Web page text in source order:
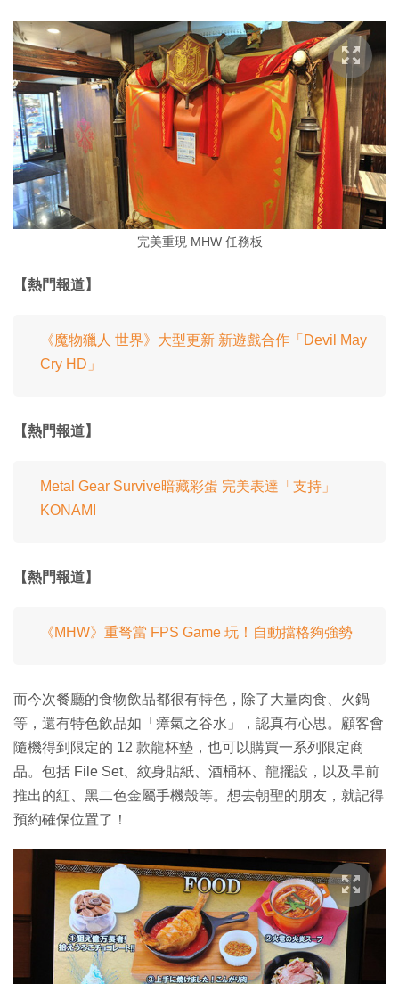
完美重現 MHW 任務板
【熱門報道】
《魔物獵人 世界》大型更新 新遊戲合作「Devil May
Cry HD」
【熱門報道】
Metal Gear Survive暗藏彩蛋 完美表達「支持」
KONAMI
【熱門報道】
《MHW》重弩當 FPS Game 玩！自動擋格夠強勢
而今次餐廳的食物飲品都很有特色，除了大量肉食、火鍋
等，還有特色飲品如「瘴氣之谷水」，認真有心思。顧客會
隨機得到限定的 12 款龍杯墊，也可以購買一系列限定商
品。包括 File Set、紋身貼紙、酒桶杯、龍擺設，以及早前
推出的紅、黑二色金屬手機殼等。想去朝聖的朋友，就記得
預約確保位置了！